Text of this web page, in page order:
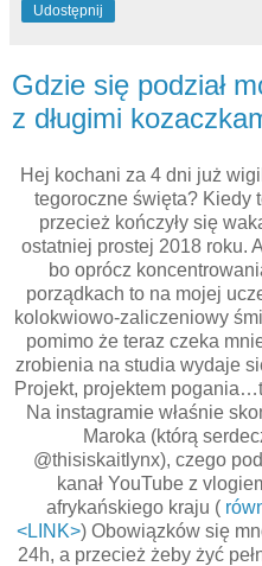
Udostępnij
Gdzie się podział
z długimi
Hej kochani za 4 dni już
tegoroczne święta? Kiedy
przecież kończyły się
ostatniej prostej 2018 roku.
bo oprócz
porządkach to na mojej
kolokwiowo-zaliczeniowy
pomimo że teraz czeka
zrobienia na studia wydaje
Projekt, projektem
Na instagramie właśnie
Maroka (którą
@thisiskaitlynx), czego
kanał YouTube z
afrykańskiego kraju (
<LINK>) Obowiązków się
24h, a przecież żeby żyć